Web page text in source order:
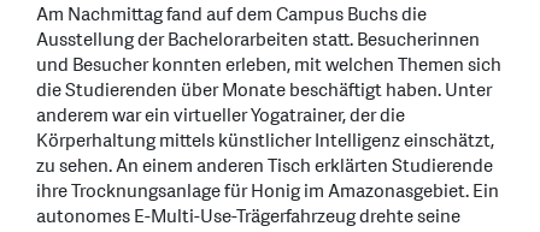
Am Nachmittag fand auf dem Campus Buchs die
Ausstellung der Bachelorarbeiten statt. Besucherinnen
und Besucher konnten erleben, mit welchen Themen sich
die Studierenden über Monate beschäftigt haben. Unter
anderem war ein virtueller Yogatrainer, der die
Körperhaltung mittels künstlicher Intelligenz einschätzt,
zu sehen. An einem anderen Tisch erklärten Studierende
ihre Trocknungsanlage für Honig im Amazonasgebiet. Ein
autonomes E-Multi-Use-Trägerfahrzeug drehte seine